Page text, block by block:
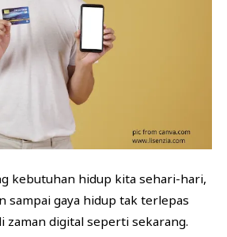
kebutuhan hidup kita sehari-hari,
sampai gaya hidup tak terlepas
zaman digital seperti sekarang.